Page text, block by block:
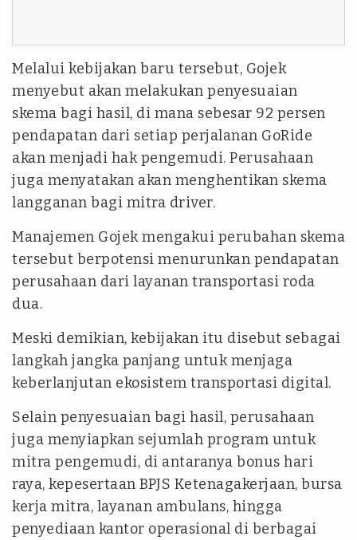
Melalui kebijakan baru tersebut, Gojek
menyebut akan melakukan penyesuaian
skema bagi hasil, di mana sebesar 92 persen
pendapatan dari setiap perjalanan GoRide
akan menjadi hak pengemudi. Perusahaan
juga menyatakan akan menghentikan skema
langganan bagi mitra driver.
Manajemen Gojek mengakui perubahan skema
tersebut berpotensi menurunkan pendapatan
perusahaan dari layanan transportasi roda
dua.
Meski demikian, kebijakan itu disebut sebagai
langkah jangka panjang untuk menjaga
keberlanjutan ekosistem transportasi digital.
Selain penyesuaian bagi hasil, perusahaan
juga menyiapkan sejumlah program untuk
mitra pengemudi, di antaranya bonus hari
raya, kepesertaan BPJS Ketenagakerjaan, bursa
kerja mitra, layanan ambulans, hingga
penyediaan kantor operasional di berbagai